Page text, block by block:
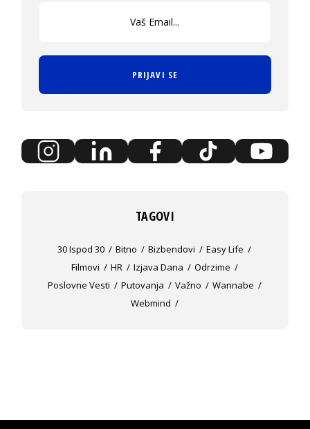
PRIJAVI SE
TAGOVI
30 Ispod 30 Bitno Bizbendovi
Easy Life
Filmovi
HR Izjava Dana
Odrzime
Poslovne Vesti
Putovanja Važno
Wannabe
Webmind